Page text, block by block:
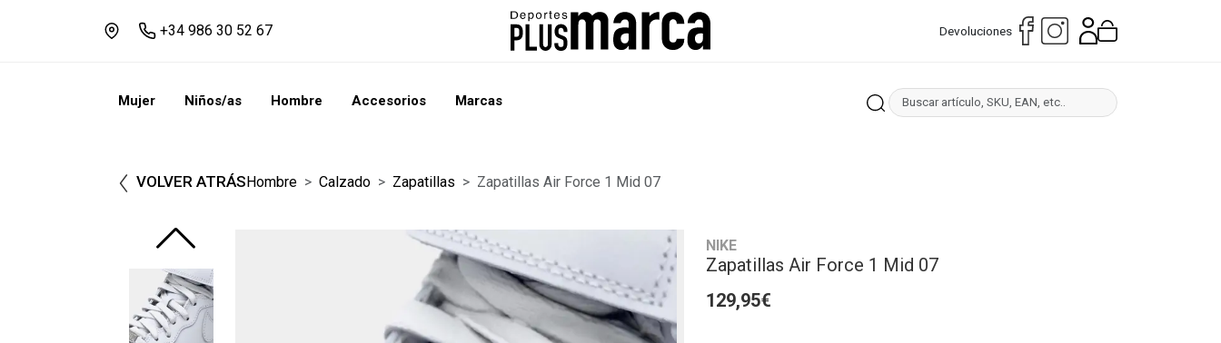
+34 986 30 52 67 Devoluciones
Mujer Niños/as Hombre Accesorios Marcas
VOLVER ATRÁSHombre Calzado Zapatillas Zapatillas Air Force 1 Mid 07
NIKE
Zapatillas Air Force 1 Mid 07
129,95€